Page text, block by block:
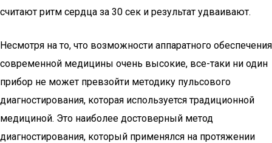
считают ритм сердца за 30 сек и результат удваивают.
Несмотря на то, что возможности аппаратного обеспечения
современной медицины очень высокие, все-таки ни один
прибор не может превзойти методику пульсового
диагностирования, которая используется традиционной
медициной. Это наиболее достоверный метод
диагностирования, который применялся на протяжении